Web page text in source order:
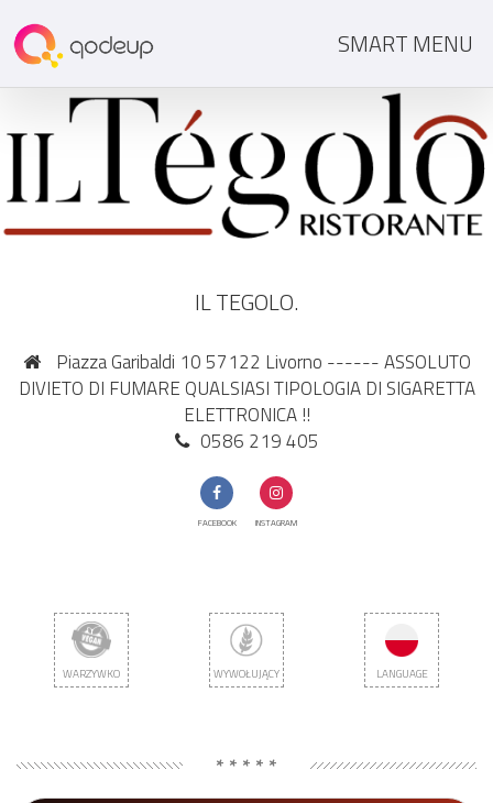
SMART MENU
IL TEGOLO.
Piazza Garibaldi 10 57122 Livorno ------ ASSOLUTO
DIVIETO DI FUMARE QUALSIASI TIPOLOGIA DI SIGARETTA
ELETTRONICA !!
0586 219 405
FACEBOOK INSTAGRAM
WARZYWKO
WYWOŁUJĄCY
LANGUAGE
* * * * *